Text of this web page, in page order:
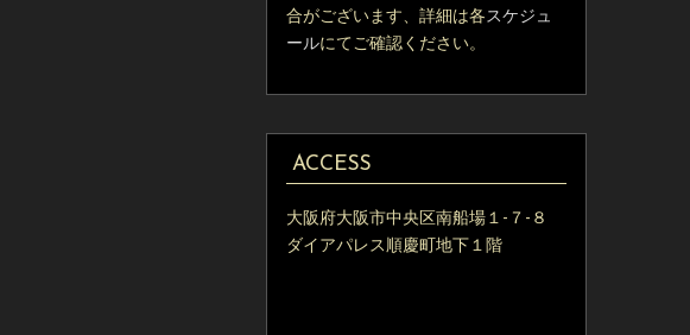
合がございます、詳細は各スケジュ
ールにてご確認ください。
ACCESS
大阪府大阪市中央区南船場１-７-８
ダイアパレス順慶町地下１階